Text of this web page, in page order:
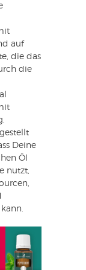
auf
die das
die
Deine
Öl
nutzt,